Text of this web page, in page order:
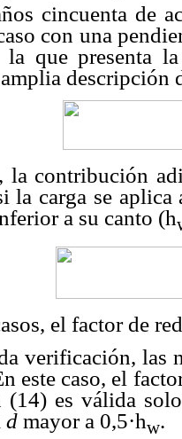
cincuenta de
con una
que presenta
descripción
la contribución
la carga se
a su canto (h
el factor de
verificación, las
este caso, el
(14) es válida
d mayor a 0,5·hw.